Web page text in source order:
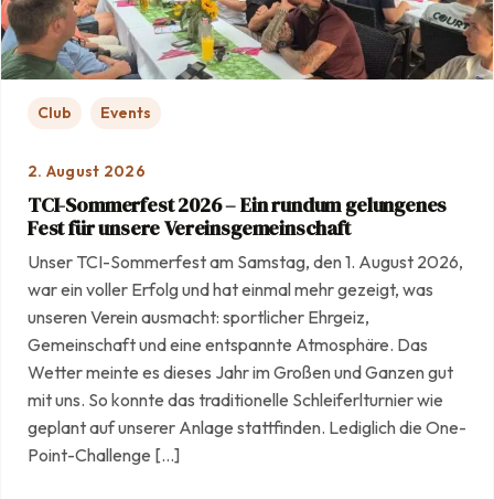
Club Events
2. August 2026
TCI-Sommerfest 2026 – Ein rundum gelungenes
Fest für unsere Vereinsgemeinschaft
Unser TCI-Sommerfest am Samstag, den 1. August 2026,
war ein voller Erfolg und hat einmal mehr gezeigt, was
unseren Verein ausmacht: sportlicher Ehrgeiz,
Gemeinschaft und eine entspannte Atmosphäre. Das
Wetter meinte es dieses Jahr im Großen und Ganzen gut
mit uns. So konnte das traditionelle Schleiferlturnier wie
geplant auf unserer Anlage stattfinden. Lediglich die One-
Point-Challenge […]